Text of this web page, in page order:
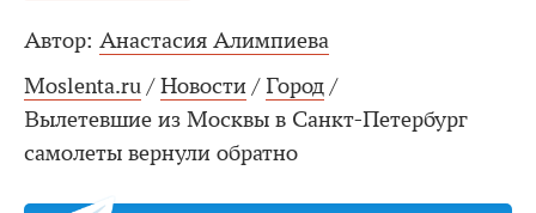
Автор: Анастасия Алимпиева
Moslenta.ru / Новости / Город /
Вылетевшие из Москвы в Санкт-Петербург
самолеты вернули обратно